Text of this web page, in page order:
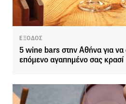
ΕΞΟΔΟΣ
5 wine bars στην Αθήνα για να
επόμενο αγαπημένο σας κρασί